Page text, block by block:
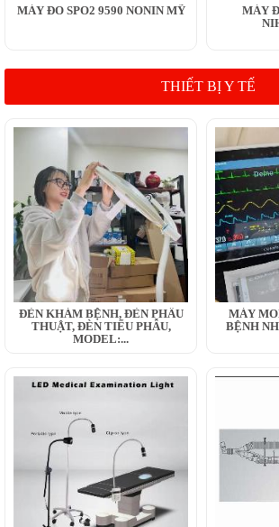
MÁY ĐO SPO2 9590 NONIN MỸ
MÁY
THIẾT BỊ Y TẾ
ĐÈN KHÁM BỆNH, ĐÈN PHẪU
THUẬT, ĐÈN TIỂU PHẪU,
MODEL:...
MÁY
BỆNH